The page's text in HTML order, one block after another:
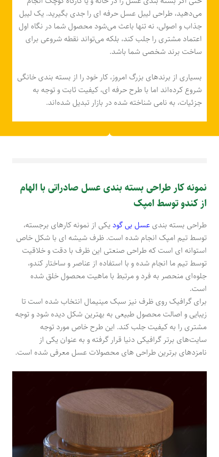
می‌دهید، طراحی لیبل عسل حرفه ای را جدی بگیرید. یک لیبل
جذاب و اصولی، نه تنها باعث می‌شود محصول شما در نگاه اول
اعتماد مشتری را جلب کند، بلکه می‌تواند نقطه شروعی برای
ساخت برند شخصی شما باشد.
بسیاری از برندهای بزرگ امروز، کار خود را از بسته‌ بندی خانگی
شروع کرده‌اند اما با طرح حرفه ای، کیفیت ثابت و توجه به
جزئیات، به نامی شناخته شده در بازار تبدیل شده‌اند.
نمونه کار طراحی بسته بندی عسل صادراتی با الهام
از کندو توسط امپک
طراحی بسته بندی عسل بی گود یکی از نمونه کارهای برجسته،
توسط تیم امپک انجام شده است. ظرف شیشه ای با شکل خاص
استوانه ای است که طراحی صنعتی این ظرف با دقت و خلاقیت
توسط تیم ما انجام شده و با استفاده از عناصر و ساختار کندو،
جلوه‌ای منحصر به فرد و مرتبط با ماهیت محصول خلق شده
است.
برای گرافیک روی ظرف نیز سبک مینیمال انتخاب شده است تا
زیبایی و اصالت محصول طبیعی به بهترین شکل دیده شود و توجه
مشتری را به کیفیت جلب کند. این طرح خاص مورد توجه
سایت‌های برتر گرافیکی دنیا قرار گرفته و به عنوان یکی از
نامزدهای برترین طراحی های محصولات عسل معرفی شده است.